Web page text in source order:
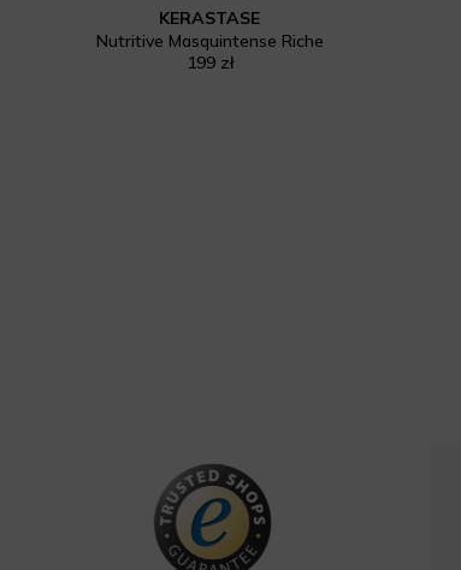
KERASTASE
Nutritive Masquintense Riche
199 zł